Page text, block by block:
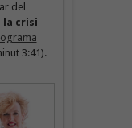
del
la crisi
3:41).